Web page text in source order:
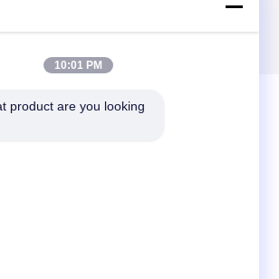
10:01 PM
product are you looking